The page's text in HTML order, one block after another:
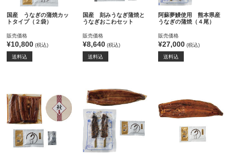
国産 うなぎの蒲焼カッ
トタイプ（２袋）
販売価格
¥10,800 (税込)
送料込
国産 刻みうなぎ蒲焼と
うなぎおこわセット
販売価格
¥8,640(税込)
送料込
阿蘇夢鰻使用 熊本県産
うなぎの蒲焼（４尾）
販売価格
¥27,000 (税込)
送料込